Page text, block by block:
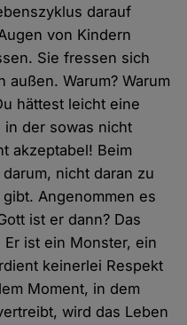
darauf
von Kindern
Sie fressen sich
Warum? Warum
hättest leicht eine
in der sowas nicht
akzeptabel! Beim
nicht daran zu
Angenommen es
ist er dann? Das
ist ein Monster, ein
keinerlei Respekt
Moment, in dem
wird das Leben